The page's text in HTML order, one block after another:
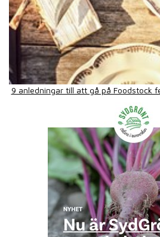
9 anledningar till att gå på Foodstock